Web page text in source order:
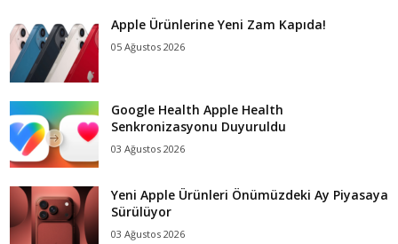
Apple Ürünlerine Yeni Zam Kapıda!
05 Ağustos 2026
Google Health Apple Health
Senkronizasyonu Duyuruldu
03 Ağustos 2026
Yeni Apple Ürünleri Önümüzdeki Ay Piyasaya
Sürülüyor
03 Ağustos 2026